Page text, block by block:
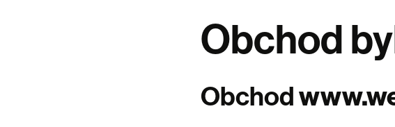
Obchod
Obchod